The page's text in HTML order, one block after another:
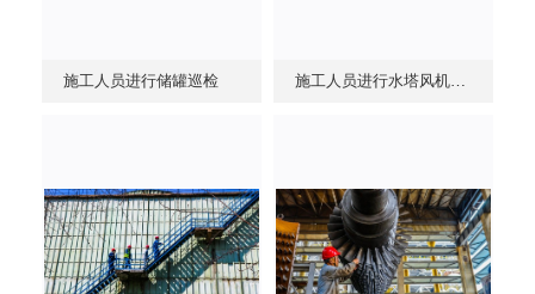
施工人员进行储罐巡检 施工人员进行水塔风机吊装